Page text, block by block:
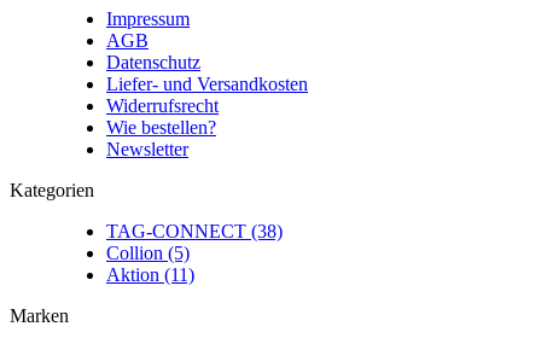
Impressum
AGB
Datenschutz
Liefer- und Versandkosten
Widerrufsrecht
Wie bestellen?
Newsletter
Kategorien
TAG-CONNECT (38)
Collion (5)
Aktion (11)
Marken